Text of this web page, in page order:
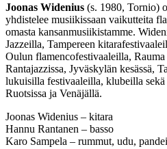
Joonas Widenius (s. 1980, Tornio)
yhdistelee musiikissaan vaikutteita
omasta kansanmusiikistamme.
Jazzeilla, Tampereen
Oulun flamencofestivaaleilla, Rauma
Rantajazzissa, Jyväskylän kesässä,
lukuisilla festivaaleilla, klubeilla sekä
Ruotsissa ja Venäjällä.
Joonas Widenius – kitara
Hannu Rantanen – basso
Karo Sampela – rummut, udu,